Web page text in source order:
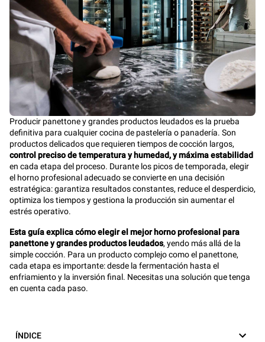
Producir panettone y grandes productos leudados es la prueba
definitiva para cualquier cocina de pastelería o panadería. Son
productos delicados que requieren tiempos de cocción largos,
control preciso de temperatura y humedad, y máxima estabilidad
en cada etapa del proceso. Durante los picos de temporada, elegir
el horno profesional adecuado se convierte en una decisión
estratégica: garantiza resultados constantes, reduce el desperdicio,
optimiza los tiempos y gestiona la producción sin aumentar el
estrés operativo.
Esta guía explica cómo elegir el mejor horno profesional para
panettone y grandes productos leudados, yendo más allá de la
simple cocción. Para un producto complejo como el panettone,
cada etapa es importante: desde la fermentación hasta el
enfriamiento y la inversión final. Necesitas una solución que tenga
en cuenta cada paso.
ÍNDICE